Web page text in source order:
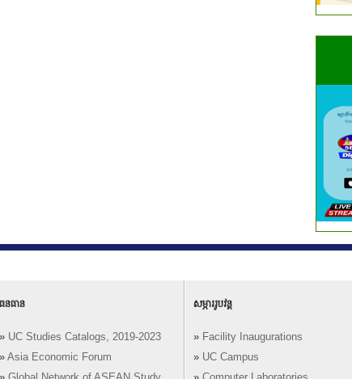
ធនធាន
» UC Studies Catalogs, 2019-2023
» Asia Economic Forum
សម្ភាររូបវន្ត
» Facility Inaugurations
» UC Campus